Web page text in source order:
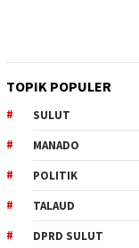
TOPIK POPULER
SULUT
MANADO
POLITIK
TALAUD
DPRD SULUT